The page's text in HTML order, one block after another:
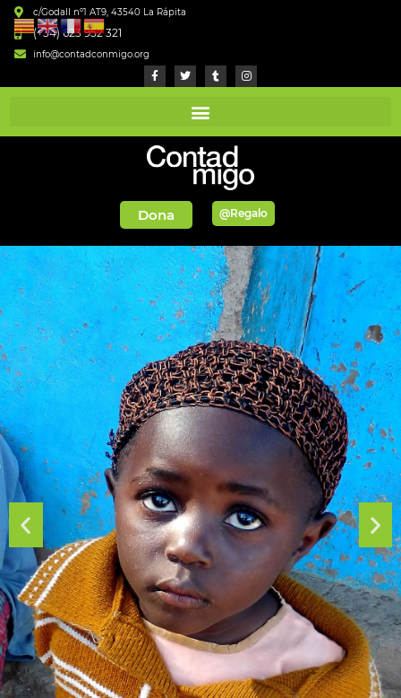
c/Godall nº1 AT9, 43540 La Rápita
(+34) 623 952 321
info@contadconmigo.org
Dona @Regalo